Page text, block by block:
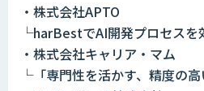
・株式会社APTO
└harBestでAI開発プロセスを
・ 株式会社キャリア・マム
└「専門性を活かす、精度の高